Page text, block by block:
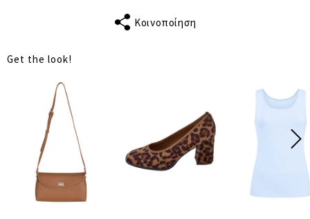
ΠΕΡΙΦΕΡΕΙΑ
ΜΗΚΟΣ
ΕΣΩΤΕΡΙΚΟ
ΜΗΚΟΣ ΠΑΤΖΑΚΙ
66 70
45
Κοινοποίηση
Get the look!